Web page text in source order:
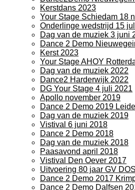
Kerstdans 2023
Your Stage Schiedam 18
Onderlinge wedstrijd 15
Dag van de muziek 3 juni
Dance 2 Demo
Kerst 2023
Your Stage AHOY
Dag van de muziek 2022
Dance2 Harderwijk 2022
DG Your Stage 4 juli 2021
Apollo november 2019
Dance 2 Demo 2019
Dag van de muziek 2019
Vistival 6 juni 2018
Dance 2 Demo 2018
Dag van de muziek 2018
Paasavond april 2018
Vistival Den Oever 2017
Uitvoering 80 jaar GV DOS
Dance 2 Demo 2017
Dance 2 Demo Dalfsen